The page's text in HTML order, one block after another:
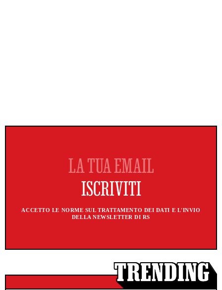
ACCETTO LE NORME SUL TRATTAMENTO DEI DATI E L'INVIO
DELLA NEWSLETTER DI RS